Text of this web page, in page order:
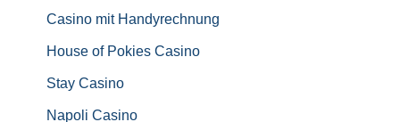
Casino mit Handyrechnung
House of Pokies Casino
Stay Casino
Napoli Casino